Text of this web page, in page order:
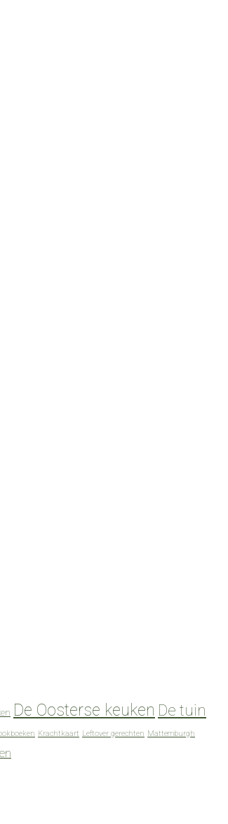
De Oosterse keuken De tuin
Krachtkaart Leftover gerechten Mattemburgh